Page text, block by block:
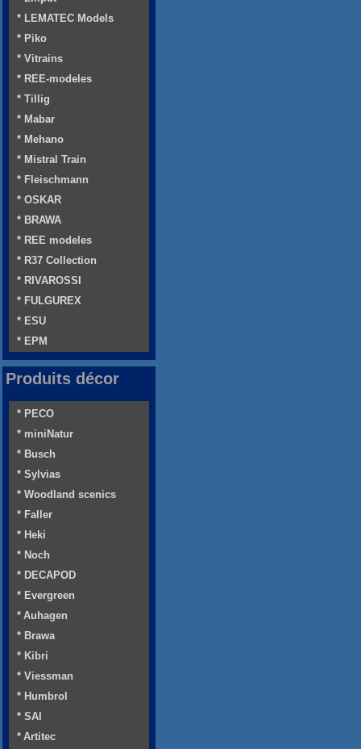
* LEMATEC Models
* Piko
* Vitrains
* REE-modeles
* Tillig
* Mabar
* Mehano
* Mistral Train
* Fleischmann
* OSKAR
* BRAWA
* REE modeles
* R37 Collection
* RIVAROSSI
* FULGUREX
* ESU
* EPM
Produits décor
* PECO
* miniNatur
* Busch
* Sylvias
* Woodland scenics
* Faller
* Heki
* Noch
* DECAPOD
* Evergreen
* Auhagen
* Brawa
* Kibri
* Viessman
* Humbrol
* SAI
* Artitec